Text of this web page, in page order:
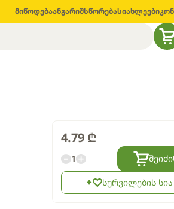
მიწოდებაანგარიშსწორებასიახლეები
4.79₾
1
სურვილების სია